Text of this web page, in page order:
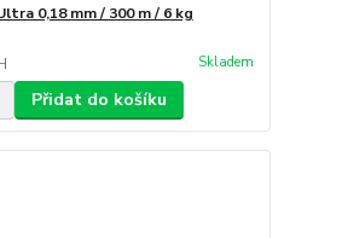
0,18 mm / 300 m / 6 kg
Skladem
Přidat do košíku